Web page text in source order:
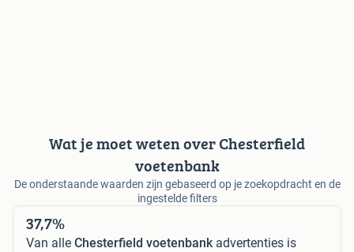
Wat je moet weten over Chesterfield
voetenbank
De onderstaande waarden zijn gebaseerd op je zoekopdracht en de
ingestelde filters
37,7%
Van alle Chesterfield voetenbankadvertenties is